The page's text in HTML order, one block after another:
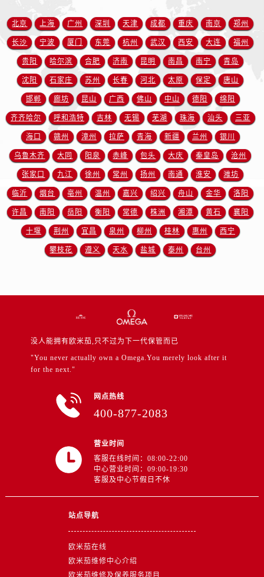
江苏省宿迁市宿城区西湖路售后服务中心（需提前预约）
江苏省泰州市海陵区永定东路399号置地商务中心东塔（华润万象城）17层1706室售后服务中心（需提前预约）
江苏省徐州市鼓楼区淮海东路29号苏宁广场IFC国际金融中心35层3508室售后服务中心（需提前预约）
江苏省盐城市盐都区世纪大道5号盐城金融城写字楼1号楼16层1604室售后服务中心（需提前预约）
江苏省扬州市邗江区国展路29号星耀天地写字楼1号楼18层1803室售后服务中心（需提前预约）
江苏省镇江市京口区中山东路售后服务中心（需提前预约）
江西省抚州市临川区赣东大道售后服务中心（需提前预约）
江西省赣州市章贡区文清路售后服务中心（需提前预约）
江西省吉安市吉州区井冈山大道售后服务中心（需提前预约）
江西省景德镇市珠山区珠山中路售后服务中心（需提前预约）
江西省九江市浔阳区浔阳路售后服务中心（需提前预约）
江西省南昌市红谷滩新区红谷中大道998号绿地双子塔（中央广场）A1座办公楼14层1407室售后服务中心（需提前预约）
江西省萍乡市安源区萍安北大道与康庄路交叉口售后服务中心（需提前预约）
江西省上饶市信州区滨江西路售后服务中心（需提前预约）
上海市黄浦区南京东路299号宏伊国际广场写字楼8层806室售后服务中心（需提前预约）
北京 上海 广州 深圳 天津 成都 重庆 南京 郑州
长沙 宁波 厦门 东莞 杭州 武汉 西安 大连 福州
贵阳 哈尔滨 合肥 济南 昆明 南昌 南宁 青岛
沈阳 石家庄 苏州 长春 河北 太原 保定 唐山
邯郸 廊坊 昆山 广西 佛山 中山 德阳 绵阳
齐齐哈尔 呼和浩特 吉林 无锡 芜湖 珠海 汕头 三亚
海口 赣州 漳州 拉萨 青海 新疆 兰州 银川
乌鲁木齐 大同 阳泉 赤峰 包头 大庆 秦皇岛 沧州
张家口 九江 徐州 常州 扬州 南通 淮安 潍坊
临沂 烟台 亳州 温州 嘉兴 绍兴 舟山 金华 洛阳
许昌 南阳 岳阳 衡阳 常德 株洲 湘潭 黄石 襄阳
十堰 荆州 宜昌 泉州 柳州 桂林 惠州 西宁
攀枝花 遵义 天水 盐城 泰州 台州
没人能拥有欧米茄,只不过为下一代保管而已
"You never actually own a Omega.You merely look after it
for the next."
网点热线
400-877-2083
营业时间
客服在线时间：08:00-22:00
中心营业时间：09:00-19:30
客服及中心节假日不休
站点导航
欧米茄在线
欧米茄维修中心介绍
欧米茄维修及保养服务项目